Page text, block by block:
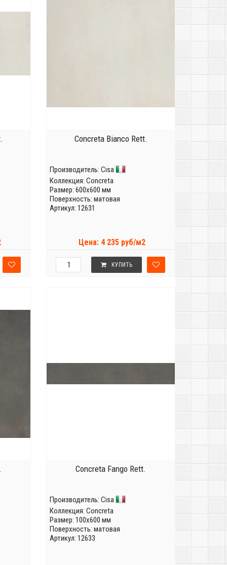
Concreta Bianco Rett.
Производитель: Cisa
Коллекция: Concreta
Размер: 600x600 мм
Поверхность: матовая
Артикул: 12631
Цена: 4 235 руб/м2
КУПИТЬ
Concreta Fango Rett.
Производитель: Cisa
Коллекция: Concreta
Размер: 100x600 мм
Поверхность: матовая
Артикул: 12633